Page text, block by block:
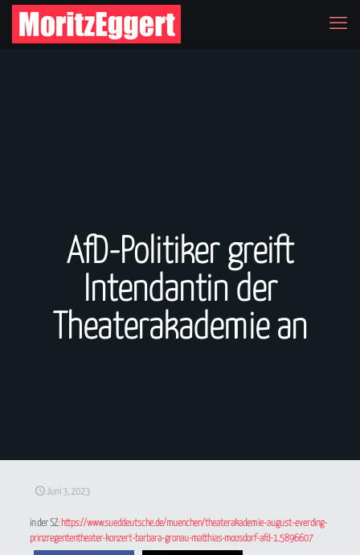
AfD-Politiker greift
Intendantin der
Theaterakademie an
Juni 3, 2023
in der SZ: https://www.sueddeutsche.de/muenchen/theaterakademie-august-everding-
prinzregententheater-konzert-barbara-gronau-matthias-moosdorf-afd-1.5896607